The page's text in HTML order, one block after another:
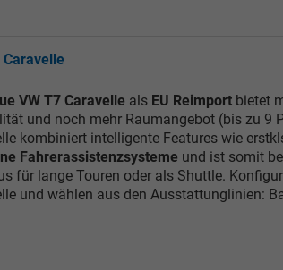
Caravelle
VW T7 Caravelle als EU Reimportbietet
und noch mehr Raumangebot (bis zu 9
kombiniert intelligente Features wie
Fahrerassistenzsysteme und ist somit
für lange Touren oder als Shuttle.
und wählen aus den Ausstattunglinien:
2176-21
your-car.de
Verkauf
Tel. 04181/
calakovic@take-